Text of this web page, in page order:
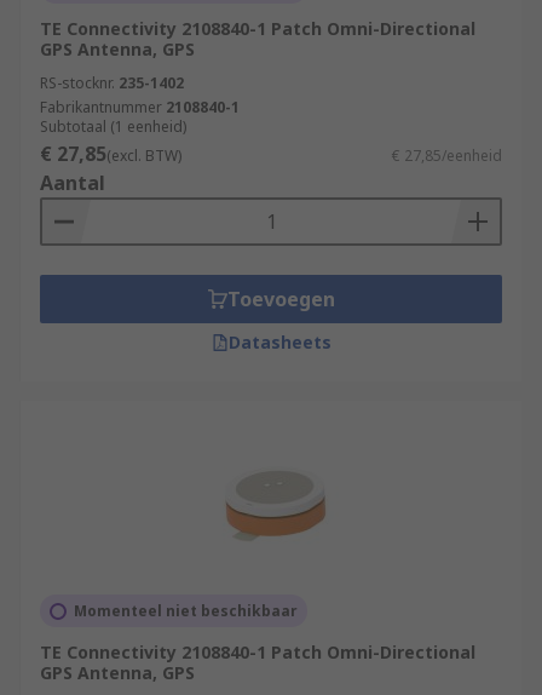
TE Connectivity 2108840-1 Patch Omni-Directional
GPS Antenna, GPS
RS-stocknr. 235-1402
Fabrikantnummer 2108840-1
Subtotaal (1 eenheid)
€ 27,85(excl. BTW) € 27,85/eenheid
Aantal
Toevoegen
Datasheets
Momenteel niet beschikbaar
TE Connectivity 2108840-1 Patch Omni-Directional
GPS Antenna, GPS